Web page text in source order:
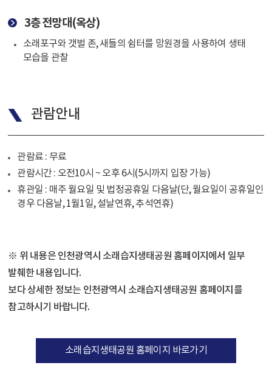
3층 전망대(옥상)
소래포구와 갯벌 존, 새들의 쉼터를 망원경을 사용하여 생태
모습을 관찰
관람안내
관람료 : 무료
관람시간 : 오전10시 ~ 오후 6시(5시까지 입장 가능)
휴관일 : 매주 월요일 및 법정공휴일 다음날(단, 월요일이 공휴일인
경우 다음날, 1월1일, 설날연휴, 추석연휴)
※ 위 내용은 인천광역시 소래습지생태공원 홈페이지에서 일부
발췌한 내용입니다.
보다 상세한 정보는 인천광역시 소래습지생태공원 홈페이지를
참고하시기 바랍니다.
소래습지생태공원 홈페이지 바로가기